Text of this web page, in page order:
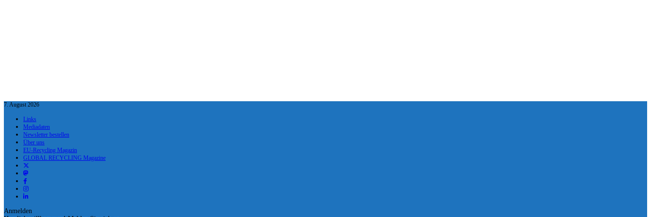
7. August 2026
Links
Mediadaten
Newsletter bestellen
Über uns
EU-Recycling Magazin
GLOBAL RECYCLING Magazine
Anmelden